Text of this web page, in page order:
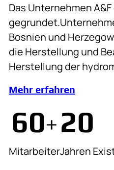
Das Unternehmen
Bosnien und
die Herstellung und
Herstellung der
Mehr erfahren
60+
Mitarbeiter
20
Jahren